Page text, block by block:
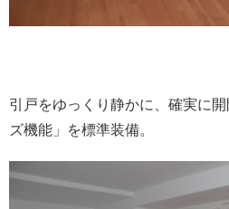
引戸をゆっくり静かに、確実に
ズ機能」を標準装備。